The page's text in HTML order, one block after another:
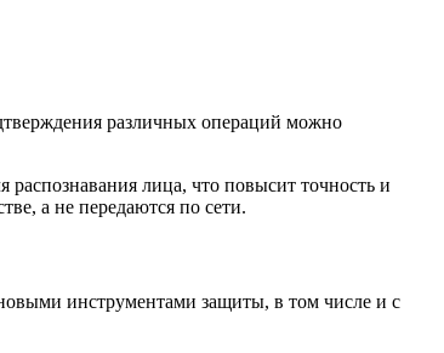
различных операций можно
лица, что повысит точность и
а не передаются по сети.
инструментами защиты, в том числе и с